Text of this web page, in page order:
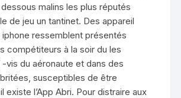
malins les plus réputés
de jeu un tantinet. Des appareil
ressemblent présentés
compétiteurs à la soir du les
vis du aéronaute et dans des
susceptibles de être
existe l’App Abri. Pour distraire aux